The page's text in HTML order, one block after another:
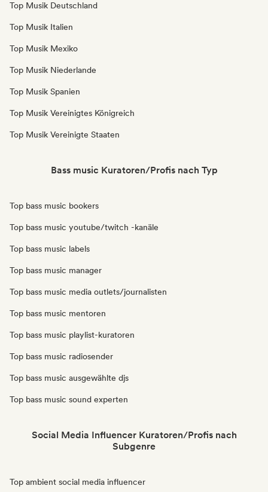
Top Musik Deutschland
Top Musik Italien
Top Musik Mexiko
Top Musik Niederlande
Top Musik Spanien
Top Musik Vereinigtes Königreich
Top Musik Vereinigte Staaten
Bass music Kuratoren/Profis nach Typ
Top bass music bookers
Top bass music youtube/twitch -kanäle
Top bass music labels
Top bass music manager
Top bass music media outlets/journalisten
Top bass music mentoren
Top bass music playlist-kuratoren
Top bass music radiosender
Top bass music ausgewählte djs
Top bass music sound experten
Social Media Influencer Kuratoren/Profis nach
Subgenre
Top ambient social media influencer